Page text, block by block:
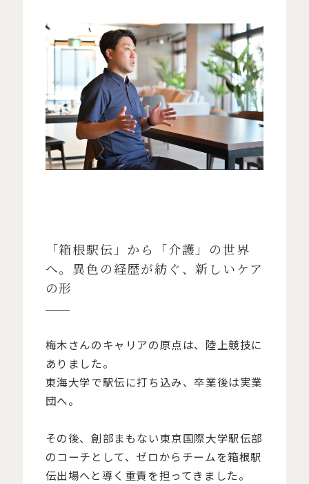
「箱根駅伝」から「介護」の世界
へ。異色の経歴が紡ぐ、新しいケア
の形
梅木さんのキャリアの原点は、陸上競技に
ありました。
東海大学で駅伝に打ち込み、卒業後は実業
団へ。
その後、創部まもない東京国際大学駅伝部
のコーチとして、ゼロからチームを箱根駅
伝出場へと導く重責を担ってきました。